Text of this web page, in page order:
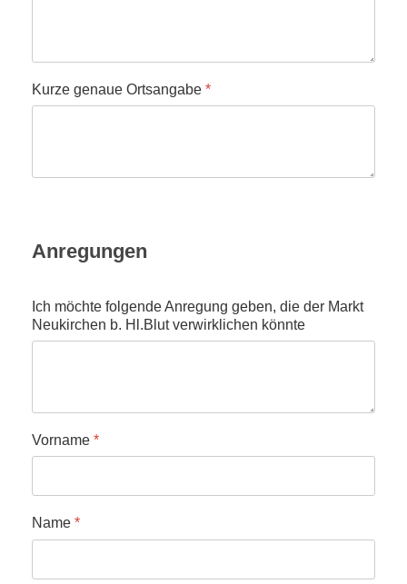
Kurze genaue Ortsangabe *
Anregungen
Ich möchte folgende Anregung geben, die der Markt
Neukirchen b. Hl.Blut verwirklichen könnte
Vorname *
Name *